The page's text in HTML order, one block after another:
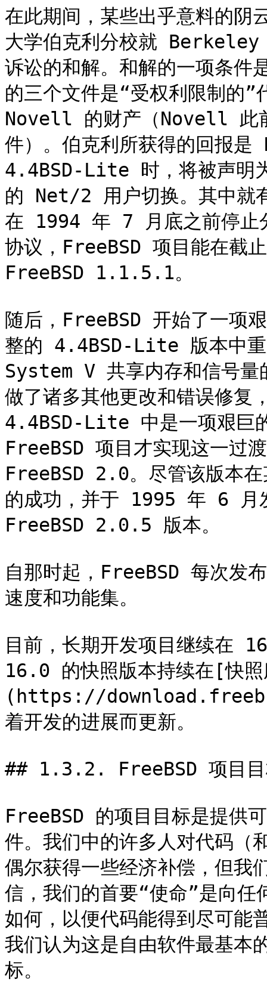
在此期间，某些出乎意料的
大学伯克利分校就
诉讼的和解。和解的一项条
的三个文件是“受权利限制的”
Novell 的财产（Novell 此
件）。伯克利所获得的回报
4.4BSD-Lite 时，将被声明
的 Net/2 用户切换。其中就
在 1994 年 7 月底之前停止
协议，FreeBSD 项目能在截
FreeBSD 1.1.5.1。
随后，FreeBSD 开始了一项
整的 4.4BSD-Lite 版本中重
System V 共享内存和信号量
做了诸多其他更改和错误修
4.4BSD-Lite 中是一项艰巨
FreeBSD 项目才实现这一过
FreeBSD 2.0。尽管该版本在
的成功，并于 1995 年 6 月
FreeBSD 2.0.5 版本。
自那时起，FreeBSD 每次发
速度和功能集。
目前，长期开发项目继续在
16.0 的快照版本持续在[快
(https://
着开发的进展而更新。
## 1.3.2. FreeBSD 项目目
FreeBSD 的项目目标是提供
件。我们中的许多人对代码（
偶尔获得一些经济补偿，但我
信，我们的首要“使命”是向任
如何，以便代码能得到尽可能
我们认为这是自由软件最基本
标。